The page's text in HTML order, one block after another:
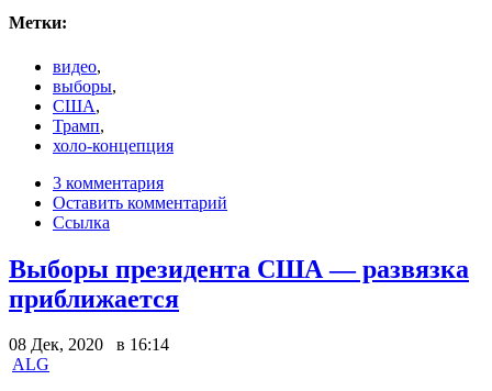
Метки:
видео,
выборы,
США,
Трамп,
холо-концепция
3 комментария
Оставить комментарий
Ссылка
Выборы президента США — развязка
приближается
08 Дек, 2020 в 16:14
ALG